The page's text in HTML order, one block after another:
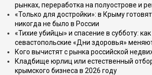
рынках, переработка на полуострове и
«Только для достройки»: в Крыму
никогда не было в России
«Тихие убийцы» и спасение в субботу: как
севастопольские «Дни здоровья»
Кого вычистят с рынка российской
Кладбище юрлиц или естественный
крымского бизнеса в 2026 году